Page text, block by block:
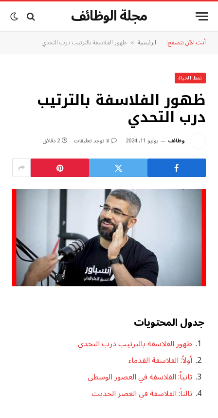
مجلة الوظائف
أنت الآن تتصفح: الرئيسية » ظهور الفلاسفة بالترتيب درب التحدي
نمط الحياة
ظهور الفلاسفة بالترتيب
درب التحدي
وظائف يوليو 11, 2024 لا توجد تعليقات 2 دقائق
جدول المحتويات
ظهور الفلاسفة بالترتيب درب التحدي
أولاً: الفلاسفة القدماء
ثانياً: الفلاسفة في العصور الوسطى
ثالثاً: الفلاسفة في العصر الحديث